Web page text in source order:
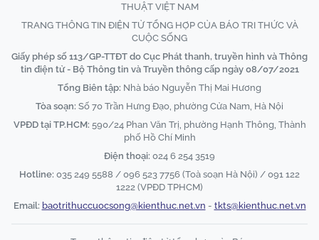
THUẬT VIỆT NAM
TRANG THÔNG TIN ĐIỆN TỬ TỔNG HỢP CỦA BÁO TRI THỨC VÀ
CUỘC SỐNG
Giấy phép số 113/GP-TTĐT do Cục Phát thanh, truyền hình và Thông
tin điện tử - Bộ Thông tin và Truyền thông cấp ngày 08/07/2021
Tổng Biên tập: Nhà báo Nguyễn Thị Mai Hương
Tòa soạn: Số 70 Trần Hưng Đạo, phường Cửa Nam, Hà Nội
VPĐD tại TP.HCM: 590/24 Phan Văn Trị, phường Hạnh Thông, Thành
phố Hồ Chí Minh
Điện thoại: 024 6 254 3519
Hotline: 035 249 5588 / 096 523 7756 (Toà soạn Hà Nội) / 091 122
1222 (VPĐD TPHCM)
Email: baotrithuccuocsong@kienthuc.net.vn - tkts@kienthuc.net.vn